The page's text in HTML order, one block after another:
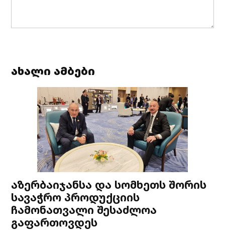
ახალი ამბები
აზერბაიჯანსა და სომხეთს შორის
სავაჭრო პროდუქციის
ჩამონათვალი შესაძლოა
გაფართოვდეს